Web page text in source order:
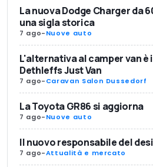
La nuova Dodge Charger da
una sigla storica
7 ago-Nuove auto
L'alternativa al camper van
Dethleffs Just Van
7 ago-Caravan Salon Dussedorf
La Toyota GR86 si aggiorna
7 ago-Nuove auto
Il nuovo responsabile del
7 ago-Attualità e mercato